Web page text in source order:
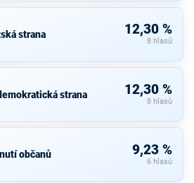
strana 12,30 %
8 hlasů
strana 12,30 %
8 hlasů
občanů 9,23 %
6 hlasů